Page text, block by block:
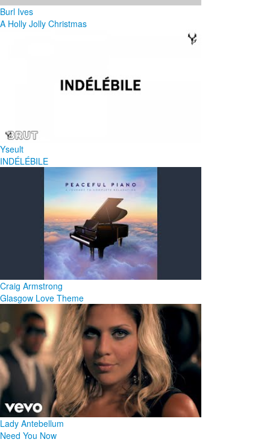
Burl Ives
A Holly Jolly Christmas
Yseult
INDÉLÉBILE
Craig Armstrong
Glasgow Love Theme
Lady Antebellum
Need You Now